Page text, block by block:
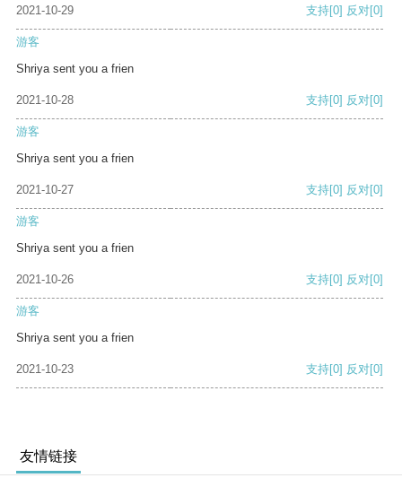
2021-10-29 支持[0] 反对[0]
游客
Shriya sent you a frien
2021-10-28 支持[0] 反对[0]
游客
Shriya sent you a frien
2021-10-27 支持[0] 反对[0]
游客
Shriya sent you a frien
2021-10-26 支持[0] 反对[0]
游客
Shriya sent you a frien
2021-10-23 支持[0] 反对[0]
友情链接